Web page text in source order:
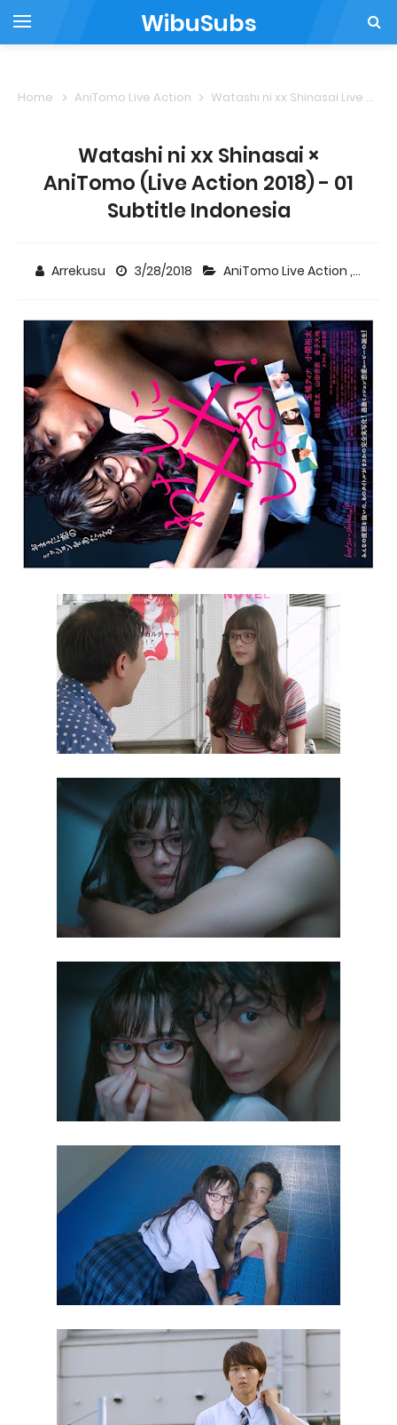
WibuSubs
Home AniTomo Live Action Watashi ni xx Shinasai Live Action
Watashi ni xx Shinasai ×
AniTomo (Live Action 2018) - 01
Subtitle Indonesia
Arrekusu 3/28/2018 AniTomo Live Action ,